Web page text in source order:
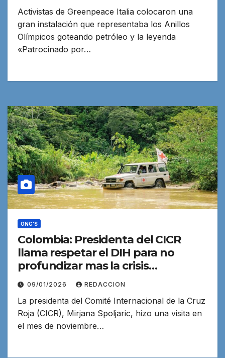
Activistas de Greenpeace Italia colocaron una
gran instalación que representaba los Anillos
Olímpicos goteando petróleo y la leyenda
«Patrocinado por…
ONG'S
Colombia: Presidenta del CICR
llama respetar el DIH para no
profundizar mas la crisis
humanitaria
09/01/2026 REDACCION
La presidenta del Comité Internacional de la Cruz
Roja (CICR), Mirjana Spoljaric, hizo una visita en
el mes de noviembre…